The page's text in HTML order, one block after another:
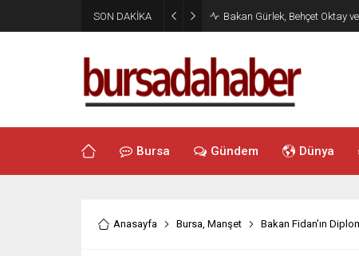
SON DAKİKA Bakan Gürlek, Behçet Oktay
Bursa Gündem Dünya
Anasayfa Bursa, Manşet Bakan Fidan’ın